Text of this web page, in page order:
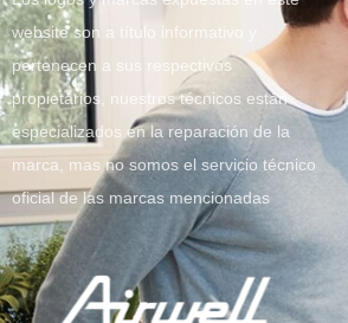
website son a título informativo y
pertenecen a sus respectivos
propietarios, nuestros técnicos están
especializados en la reparación de la
marca, mas no somos el servicio técnico
oficial de las marcas mencionadas